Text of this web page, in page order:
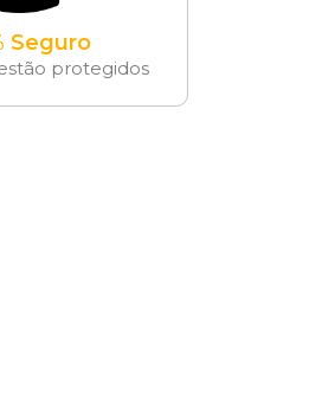
Seguro
protegidos